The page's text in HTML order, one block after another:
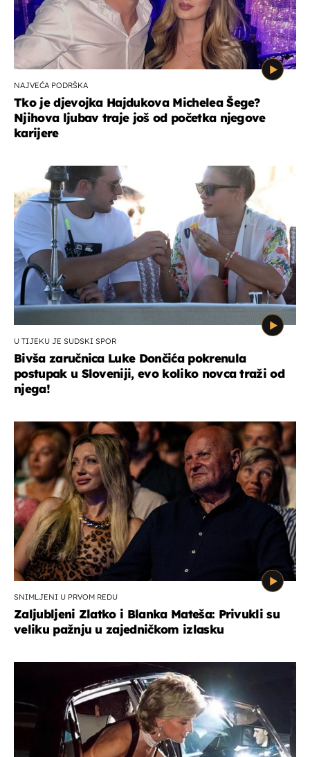
NAJVEĆA PODRŠKA
Tko je djevojka Hajdukova Michelea Šege?
Njihova ljubav traje još od početka njegove
karijere
U TIJEKU JE SUDSKI SPOR
Bivša zaručnica Luke Dončića pokrenula
postupak u Sloveniji, evo koliko novca traži od
njega!
SNIMLJENI U PRVOM REDU
Zaljubljeni Zlatko i Blanka Mateša: Privukli su
veliku pažnju u zajedničkom izlasku